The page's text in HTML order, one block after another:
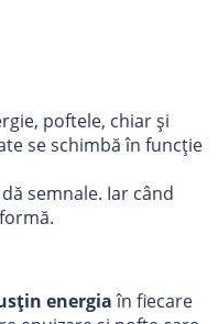
poftele, chiar și
se schimbă în funcție
semnale. Iar când
energiaîn fiecare